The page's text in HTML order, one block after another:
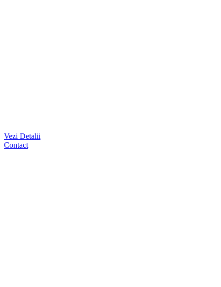
Vezi Detalii
Contact